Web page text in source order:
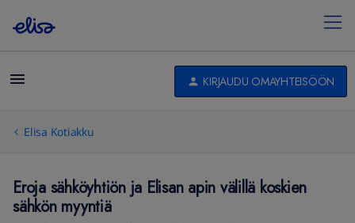
KIRJAUDU OMAYHTEISÖÖN
Elisa Kotiakku
Eroja sähköyhtiön ja Elisan apin välillä koskien
sähkön myyntiä